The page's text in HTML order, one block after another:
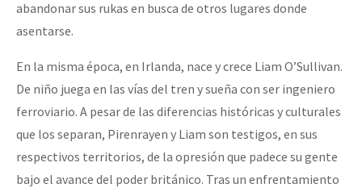
Video
Otras secciones
Semillero Guerra contra la Humanidad. (Las poblaciones y
la naturaleza bajo asedio)
Libros para descargar
Medios Libres
abandonar sus rukas en busca de otros lugares donde
asentarse.
En la misma época, en Irlanda, nace y crece Liam O’Sullivan.
De niño juega en las vías del tren y sueña con ser ingeniero
ferroviario. A pesar de las diferencias históricas y culturales
que los separan, Pirenrayen y Liam son testigos, en sus
respectivos territorios, de la opresión que padece su gente
bajo el avance del poder británico. Tras un enfrentamiento